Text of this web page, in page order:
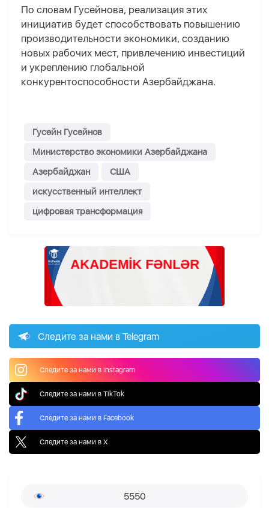
По словам Гусейнова, реализация этих
инициатив будет способствовать повышению
производительности экономики, созданию
новых рабочих мест, привлечению инвестиций
и укреплению глобальной
конкурентоспособности Азербайджана.
Гусейн Гусейнов
Министерство экономики Азербайджана
Азербайджан
США
искусственный интеллект
цифровая трансформация
Следите за нами в Telegram
Следите за нами в Instagram
Следите за нами в TikTok
Следите за нами в Facebook
Следите за нами в X
5550